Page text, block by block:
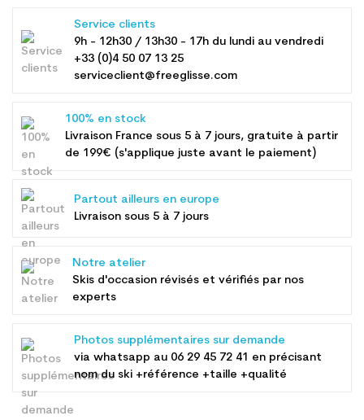
Service clients
9h - 12h30 / 13h30 - 17h du lundi au vendredi
+33 (0)4 50 07 13 25
serviceclient@freeglisse.com
100% en stock
Livraison France sous 5 à 7 jours, gratuite à partir
de 199€ (s'applique juste avant le paiement)
Partout ailleurs en europe
Livraison sous 5 à 7 jours
Notre atelier
Skis d'occasion révisés et vérifiés par nos
experts
Photos supplémentaires sur demande
via whatsapp au 06 29 45 72 41 en précisant
nom du ski +référence +taille +qualité